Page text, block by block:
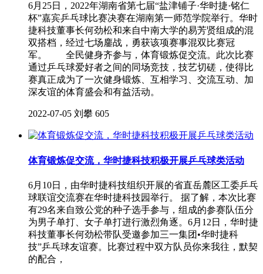
6月25日，2022年湖南省第七届“盐津铺子·华时捷·铭仁
杯”嘉宾乒乓球比赛决赛在湖南第一师范学院举行。华时
捷科技董事长何劲松和来自中南大学的易芳贤组成的混
双搭档，经过七场鏖战，勇获该项赛事混双比赛冠
军。 全民健身齐参与，体育锻炼促交流。此次比赛
通过乒乓球爱好者之间的同场竞技，技艺切磋，使得比
赛真正成为了一次健身锻炼、互相学习、交流互动、加
深友谊的体育盛会和有益活动。
2022-07-05 刘攀 605
体育锻炼促交流，华时捷科技积极开展乒乓球类活动
6月10日，由华时捷科技组织开展的省直岳麓区工委乒乓
球联谊交流赛在华时捷科技园举行。 据了解，本次比赛
有29名来自致公党的种子选手参与，组成的参赛队伍分
为男子单打、女子单打进行激烈角逐。6月12日，华时捷
科技董事长何劲松带队受邀参加三一集团•华时捷科
技”乒乓球友谊赛。比赛过程中双方队员你来我往，默契
的配合，